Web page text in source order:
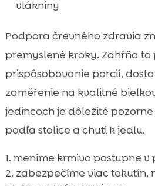
vlákniny
Podpora črevného zdravia
premyslené kroky. Zahŕňa to
prispôsobovanie porcií,
zaměřenie na kvalitné
jedincoch je dôležité
podľa stolice a chuti k jedlu.
meníme krmivo postupne v
zabezpečíme viac